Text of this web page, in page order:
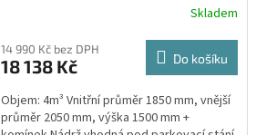
Skladem
14 990 Kč bez DPH
18 138 Kč Do košíku
Objem: 4m³ Vnitřní průměr 1850 mm, vnější
průměr 2050 mm, výška 1500 mm +